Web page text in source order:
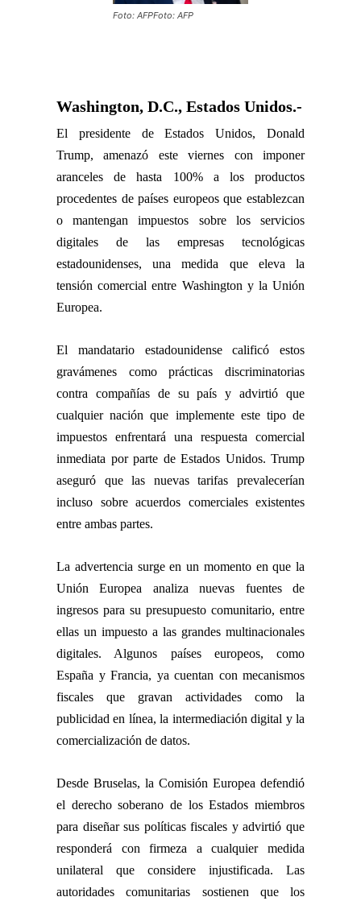
Foto: AFPFoto: AFP
Washington, D.C., Estados Unidos.-
El presidente de Estados Unidos, Donald
Trump, amenazó este viernes con imponer
aranceles de hasta 100% a los productos
procedentes de países europeos que establezcan
o mantengan impuestos sobre los servicios
digitales de las empresas tecnológicas
estadounidenses, una medida que eleva la
tensión comercial entre Washington y la Unión
Europea.
El mandatario estadounidense calificó estos
gravámenes como prácticas discriminatorias
contra compañías de su país y advirtió que
cualquier nación que implemente este tipo de
impuestos enfrentará una respuesta comercial
inmediata por parte de Estados Unidos. Trump
aseguró que las nuevas tarifas prevalecerían
incluso sobre acuerdos comerciales existentes
entre ambas partes.
La advertencia surge en un momento en que la
Unión Europea analiza nuevas fuentes de
ingresos para su presupuesto comunitario, entre
ellas un impuesto a las grandes multinacionales
digitales. Algunos países europeos, como
España y Francia, ya cuentan con mecanismos
fiscales que gravan actividades como la
publicidad en línea, la intermediación digital y la
comercialización de datos.
Desde Bruselas, la Comisión Europea defendió
el derecho soberano de los Estados miembros
para diseñar sus políticas fiscales y advirtió que
responderá con firmeza a cualquier medida
unilateral que considere injustificada. Las
autoridades comunitarias sostienen que los